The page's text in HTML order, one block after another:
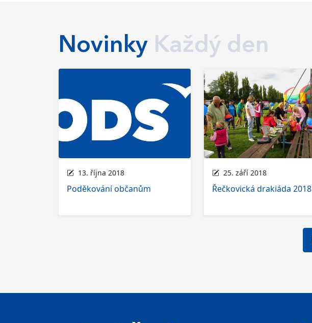
Novinky Každý den
13. října 2018
Poděkování občanům
25. září 2018
Řečkovická drakiáda 2018